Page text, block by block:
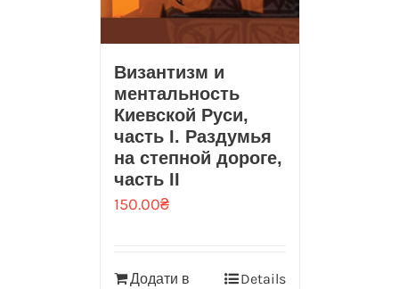
Византизм и
ментальность
Киевской Руси,
часть I. Раздумья
на степной дороге,
часть II
150.00₴
Додати в
Details